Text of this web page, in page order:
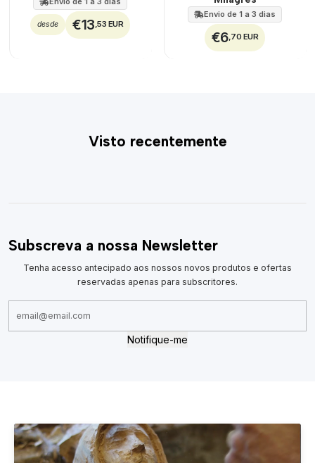
desde €13,53 EUR
Envio de 1 a 3 dias
€6,70 EUR
Visto recentemente
Subscreva a nossa Newsletter
Tenha acesso antecipado aos nossos novos produtos e ofertas
reservadas apenas para subscritores.
Notifique-me